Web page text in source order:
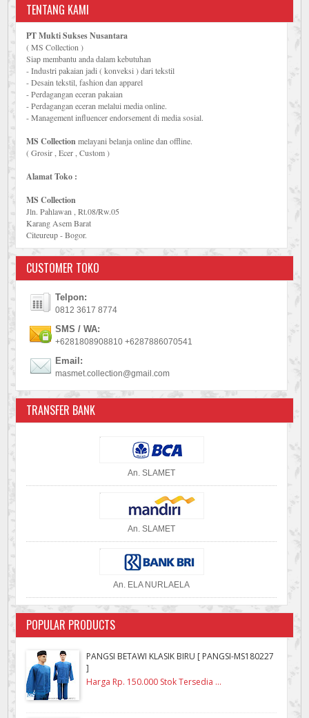
TENTANG KAMI
PT Mukti Sukses Nusantara
( MS Collection )
Siap membantu anda dalam kebutuhan
- Industri pakaian jadi ( konveksi ) dari tekstil
- Desain tekstil, fashion dan apparel
- Perdagangan eceran pakaian
- Perdagangan eceran melalui media online.
- Management influencer endorsement di media sosial.
MS Collectionmelayani belanja online dan offline.
( Grosir , Ecer , Custom )
Alamat Toko :
MS Collection
Jln. Pahlawan , Rt.08/Rw.05
Karang Asem Barat
Citeureup - Bogor.
CUSTOMER TOKO
Telpon:
0812 3617 8774
SMS / WA:
+6281808908810 +6287886070541
Email:
masmet.collection@gmail.com
TRANSFER BANK
An. SLAMET
An. SLAMET
An. ELA NURLAELA
POPULAR PRODUCTS
PANGSI BETAWI KLASIK BIRU [ PANGSI-MS180227
]
Harga Rp. 150.000 Stok Tersedia ...